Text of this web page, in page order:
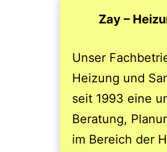
Zay –
Unser
Heizung und
seit 1993 eine
Beratung,
im Bereich der